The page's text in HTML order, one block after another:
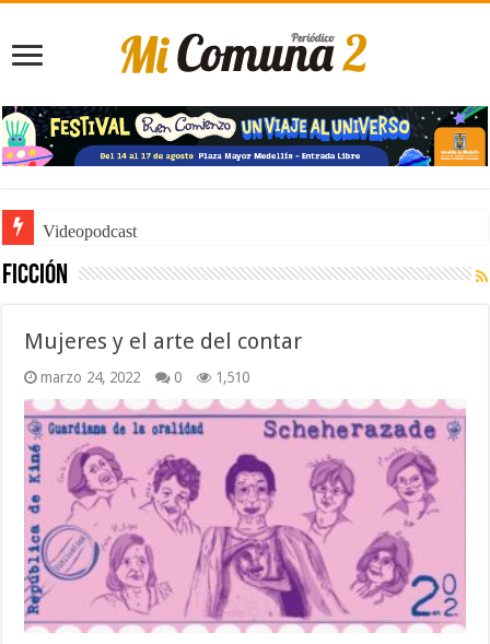
Videopodcast
ficción
Mujeres y el arte del contar
marzo 24, 2022 0 1,510